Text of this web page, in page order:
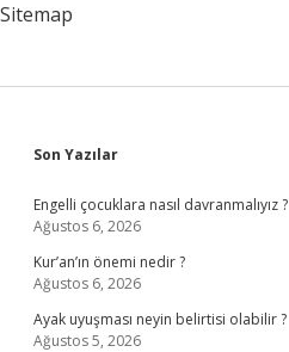
Sitemap
Sidebar
Son Yazılar
Engelli çocuklara nasıl davranmalıyız ?
Ağustos 6, 2026
Kur’an’ın önemi nedir ?
Ağustos 6, 2026
Ayak uyuşması neyin belirtisi olabilir ?
Ağustos 5, 2026